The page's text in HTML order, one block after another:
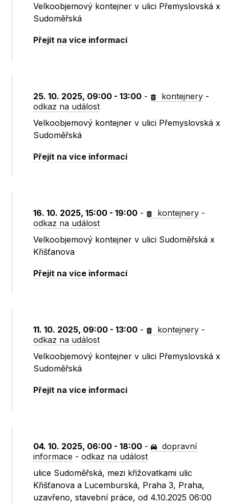
Velkoobjemový kontejner v ulici Přemyslovská x
Sudoměřská
Přejít na více informací
25. 10. 2025, 09:00 - 13:00 - kontejnery -
odkaz na událost
Velkoobjemový kontejner v ulici Přemyslovská x
Sudoměřská
Přejít na více informací
16. 10. 2025, 15:00 - 19:00 - kontejnery -
odkaz na událost
Velkoobjemový kontejner v ulici Sudoměřská x
Křišťanova
Přejít na více informací
11. 10. 2025, 09:00 - 13:00 - kontejnery -
odkaz na událost
Velkoobjemový kontejner v ulici Přemyslovská x
Sudoměřská
Přejít na více informací
04. 10. 2025, 06:00 - 18:00 -
dopravní
informace -odkaz na událost
ulice Sudoměřská, mezi křižovatkami ulic
Křišťanova a Lucemburská, Praha 3, Praha,
uzavřeno, stavební práce, od 4.10.2025 06:00